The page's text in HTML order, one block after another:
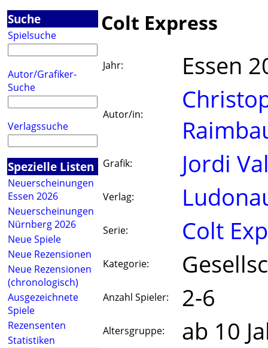
Suche
Spielsuche
Autor/Grafiker-
Suche
Verlagssuche
Spezielle Listen
Neuerscheinungen
Essen 2026
Neuerscheinungen
Nürnberg 2026
Neue Spiele
Neue Rezensionen
Neue Rezensionen
(chronologisch)
Ausgezeichnete
Spiele
Rezensenten
Statistiken
Colt Express
Jahr: Essen
Autor/in:
Grafik: Jordi
Verlag:
Serie: Colt
Kategorie:
Anzahl Spieler: 2-6
Altersgruppe: ab 10